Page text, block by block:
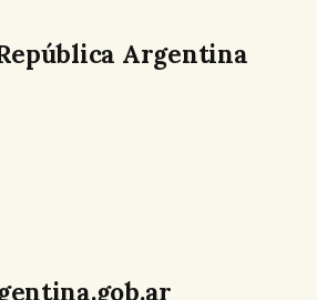
Argentina